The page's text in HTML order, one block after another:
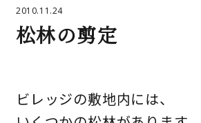
2010.11.24
松林の剪定
ビレッジの敷地内には、